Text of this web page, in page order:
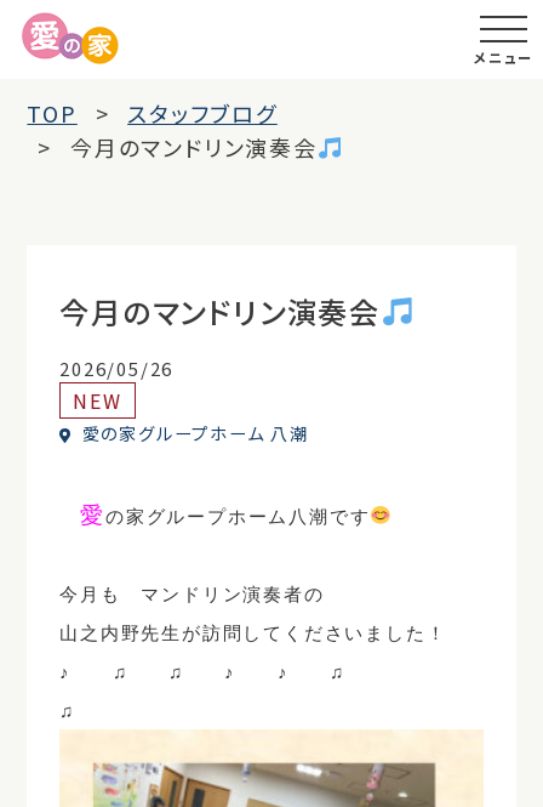
メニュー
TOP
スタッフブログ
今月のマンドリン演奏会
今月のマンドリン演奏会
2026/05/26
NEW
愛の家グループホーム 八潮
愛の家グループホーム八潮です
今月も マンドリン演奏者の
山之内野先生が訪問してくださいました！
♪ ♫ ♫ ♪ ♪ ♫
♫